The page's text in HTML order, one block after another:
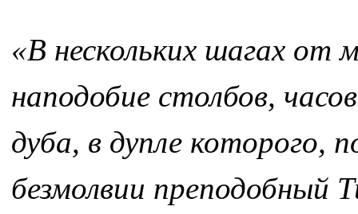
«В нескольких шагах от
наподобие столбов,
дуба, в дупле которого,
безмолвии преподобный